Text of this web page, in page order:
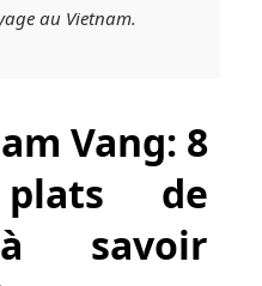
au Vietnam.
Vang: 8
de
savoir